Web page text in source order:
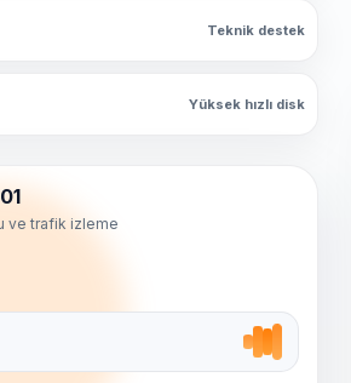
Teknik destek
Yüksek hızlı disk
ve trafik izleme